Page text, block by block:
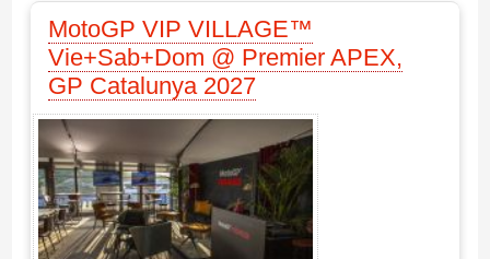
MotoGP VIP VILLAGE™
Vie+Sab+Dom @ Premier APEX,
GP Catalunya 2027